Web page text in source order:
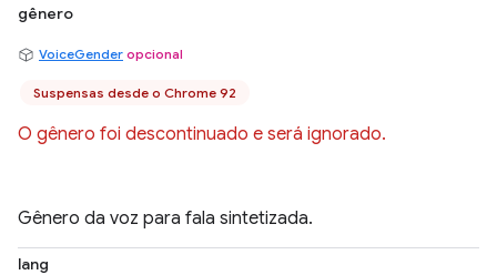
gênero
VoiceGender opcional
Suspensas desde o Chrome 92
O gênero foi descontinuado e será ignorado.
Gênero da voz para fala sintetizada.
lang